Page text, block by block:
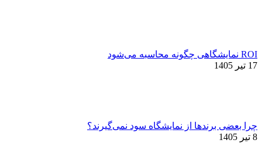
ROI نمایشگاهی چگونه محاسبه می‌شود
17 تیر 1405
چرا بعضی برندها از نمایشگاه سود نمی‌گیرند؟
8 تیر 1405